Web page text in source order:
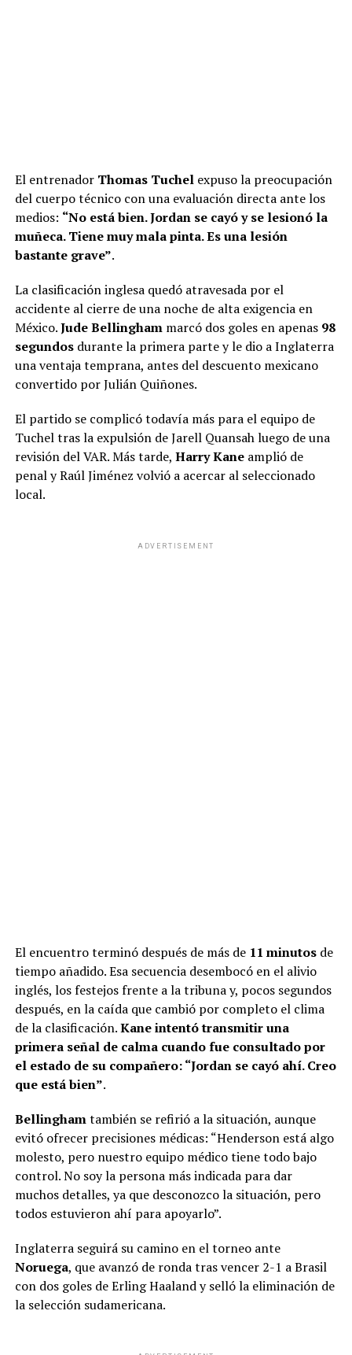
El entrenador Thomas Tuchelexpuso la preocupación
del cuerpo técnico con una evaluación directa ante los
medios: “No está bien. Jordan se cayó y se lesionó la
muñeca. Tiene muy mala pinta. Es una lesión
bastante grave”.
La clasificación inglesa quedó atravesada por el
accidente al cierre de una noche de alta exigencia en
México.Jude Bellinghammarcó dos goles en apenas 98
segundosdurante la primera parte y le dio a Inglaterra
una ventaja temprana, antes del descuento mexicano
convertido por Julián Quiñones.
El partido se complicó todavía más para el equipo de
Tuchel tras la expulsión de Jarell Quansah luego de una
revisión del VAR. Más tarde, Harry Kaneamplió de
penal y Raúl Jiménez volvió a acercar al seleccionado
local.
ADVERTISEMENT
El encuentro terminó después de más de 11 minutosde
tiempo añadido. Esa secuencia desembocó en el alivio
inglés, los festejos frente a la tribuna y, pocos segundos
después, en la caída que cambió por completo el clima
de la clasificación.Kane intentó transmitir una
primera señal de calma cuando fue consultado por
el estado de su compañero: “Jordan se cayó ahí. Creo
que está bien”.
Bellinghamtambién se refirió a la situación, aunque
evitó ofrecer precisiones médicas: “Henderson está algo
molesto, pero nuestro equipo médico tiene todo bajo
control. No soy la persona más indicada para dar
muchos detalles, ya que desconozco la situación, pero
todos estuvieron ahí para apoyarlo”.
Inglaterra seguirá su camino en el torneo ante
Noruega, que avanzó de ronda tras vencer 2-1 a Brasil
con dos goles de Erling Haaland y selló la eliminación de
la selección sudamericana.